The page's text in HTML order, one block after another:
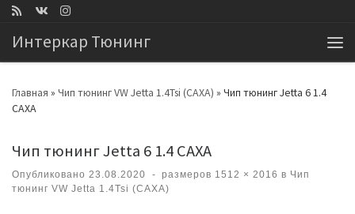
Интеркар Тюнинг
Главная » Чип тюнинг VW Jetta 1.4Tsi (CAXA) » Чип тюнинг Jetta 6 1.4
CAXA
Чип тюнинг Jetta 6 1.4 CAXA
Опубликовано 23.08.2020 - размеров 1512 × 2016 в Чип
тюнинг VW Jetta 1.4Tsi (CAXA)